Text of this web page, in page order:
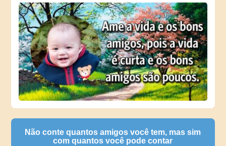
Não conte quantos amigos você tem, mas sim
com quantos você pode contar